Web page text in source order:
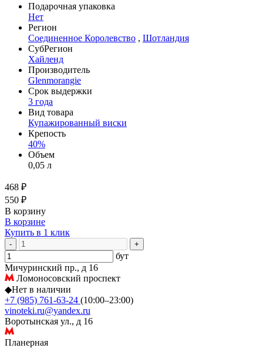
Подарочная упаковка
Нет
Регион
Соединенное Королевство , Шотландия
СубРегион
Хайленд
Производитель
Glenmorangie
Срок выдержки
3 года
Вид товара
Купажированный виски
Крепость
40%
Объем
0,05 л
468 ₽
550 ₽
В корзину
В корзине
Купить в 1 клик
- +
бут
Мичуринский пр., д 16
Ломоносовский проспект
◆Нет в наличии
+7 (985) 761-63-24 (10:00–23:00)
vinoteki.ru@yandex.ru
Воротынская ул., д 16
Планерная